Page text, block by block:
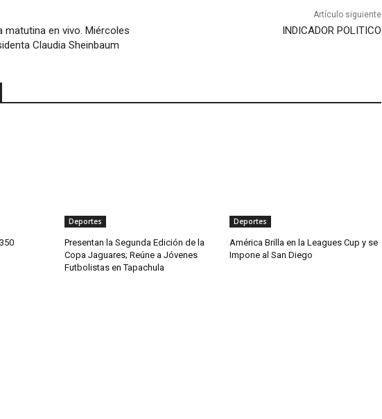
matutina en vivo. Miércoles
Claudia Sheinbaum
Artículo siguiente
INDICADOR POLITICO
Deportes
Presentan la Segunda Edición de la
Copa Jaguares; Reúne a Jóvenes
Futbolistas en Tapachula
Deportes
América Brilla en la Leagues Cup y se
Impone al San Diego